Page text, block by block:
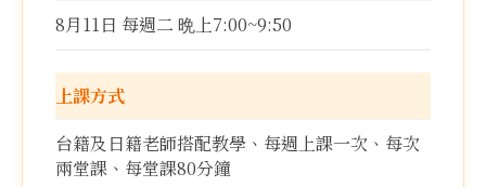
8月11日 每週二 晩上7:00~9:50
上課方式
台籍及日籍老師搭配教學、每週上課一次、每次
兩堂課、每堂課80分鐘